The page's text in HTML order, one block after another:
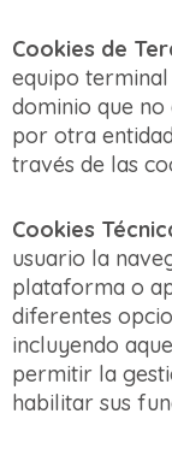
Cookies de
equipo
dominio que
por otra
través de las
Cookies
usuario la
plataforma o
diferentes
incluyendo
permitir la
habilitar sus